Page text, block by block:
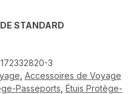
STANDARD
3
Accessoires de Voyage
Passeports Étuis Protège-